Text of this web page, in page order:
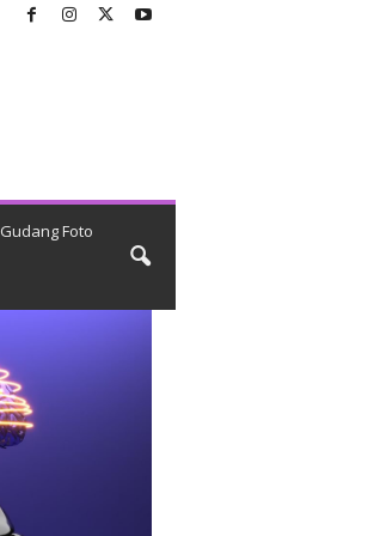
Gudang Foto